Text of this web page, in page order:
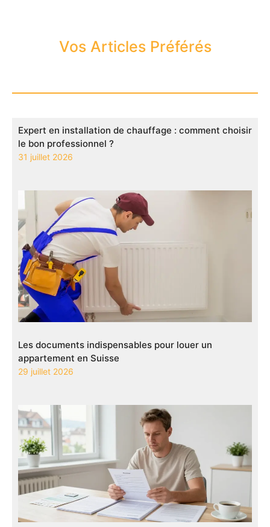
Vos Articles Préférés
Expert en installation de chauffage : comment choisir
le bon professionnel ?
31 juillet 2026
Les documents indispensables pour louer un
appartement en Suisse
29 juillet 2026